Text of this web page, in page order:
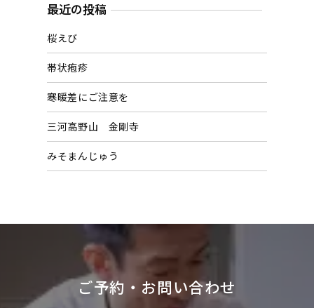
カ
ブ
最近の投稿
桜えび
帯状疱疹
寒暖差にご注意を
三河高野山 金剛寺
みそまんじゅう
ご予約・お問い合わせ